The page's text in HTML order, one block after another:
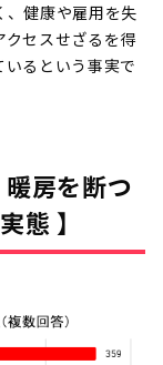
、健康や雇用を失
クセスせざるを得
るという事実で
暖房を断つ
態 】